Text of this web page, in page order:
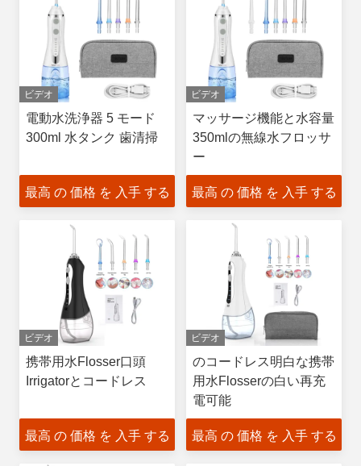
ビデオ
電動水洗浄器 5 モード
300ml 水タンク 歯清掃
最高 の 価格 を 入手 する
ビデオ
マッサージ機能と水容量
350mlの無線水フロッサ
ー
最高 の 価格 を 入手 する
ビデオ
携帯用水Flosser口頭
Irrigatorとコードレス
最高 の 価格 を 入手 する
ビデオ
のコードレス明白な携帯
用水Flosserの白い再充
電可能
最高 の 価格 を 入手 する